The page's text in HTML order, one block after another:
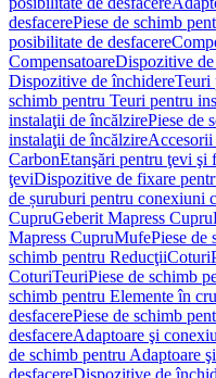
desfacerePiese de schimb
posibilitate de desfacere
CompensatoareDispozitive
Dispozitive de închidereTeuri
schimb pentru Teuri pentru
instalaţii de încălzirePiese de
instalaţii de încălzireAccesorii
CarbonEtanşări pentru ţevi şi
ţeviDispozitive de fixare
de șuruburi pentru conexiuni
CupruGeberit Mapress Cupru
Mapress CupruMufePiese de
schimb pentru ReducţiiCoturi
CoturiTeuriPiese de schimb
schimb pentru Elemente în
desfacerePiese de schimb
desfacereAdaptoare şi
de schimb pentru Adaptoare
desfacereDispozitive de